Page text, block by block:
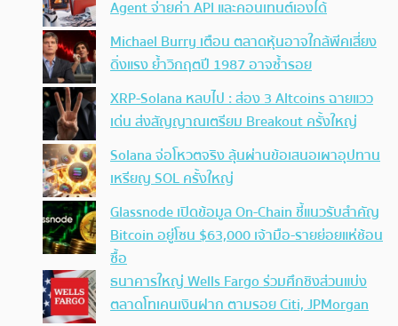
Agent จ่ายค่า API และคอนเทนต์เองได้
Michael Burry เตือน ตลาดหุ้นอาจใกล้พีคเสี่ยง
ดิ่งแรง ย้ำวิกฤตปี 1987 อาจซ้ำรอย
XRP-Solana หลบไป : ส่อง 3 Altcoins ฉายแวว
เด่น ส่งสัญญาณเตรียม Breakout ครั้งใหญ่
Solana จ่อโหวตจริง ลุ้นผ่านข้อเสนอเผาอุปทาน
เหรียญ SOL ครั้งใหญ่
Glassnode เปิดข้อมูล On-Chain ชี้แนวรับสำคัญ
Bitcoin อยู่โซน $63,000 เจ้ามือ-รายย่อยแห่ช้อน
ซื้อ
ธนาคารใหญ่ Wells Fargo ร่วมศึกชิงส่วนแบ่ง
ตลาดโทเคนเงินฝาก ตามรอย Citi, JPMorgan